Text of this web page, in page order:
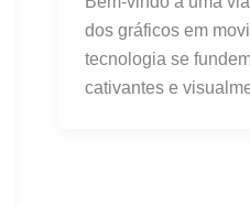
dos gráficos em
tecnologia se
cativantes e